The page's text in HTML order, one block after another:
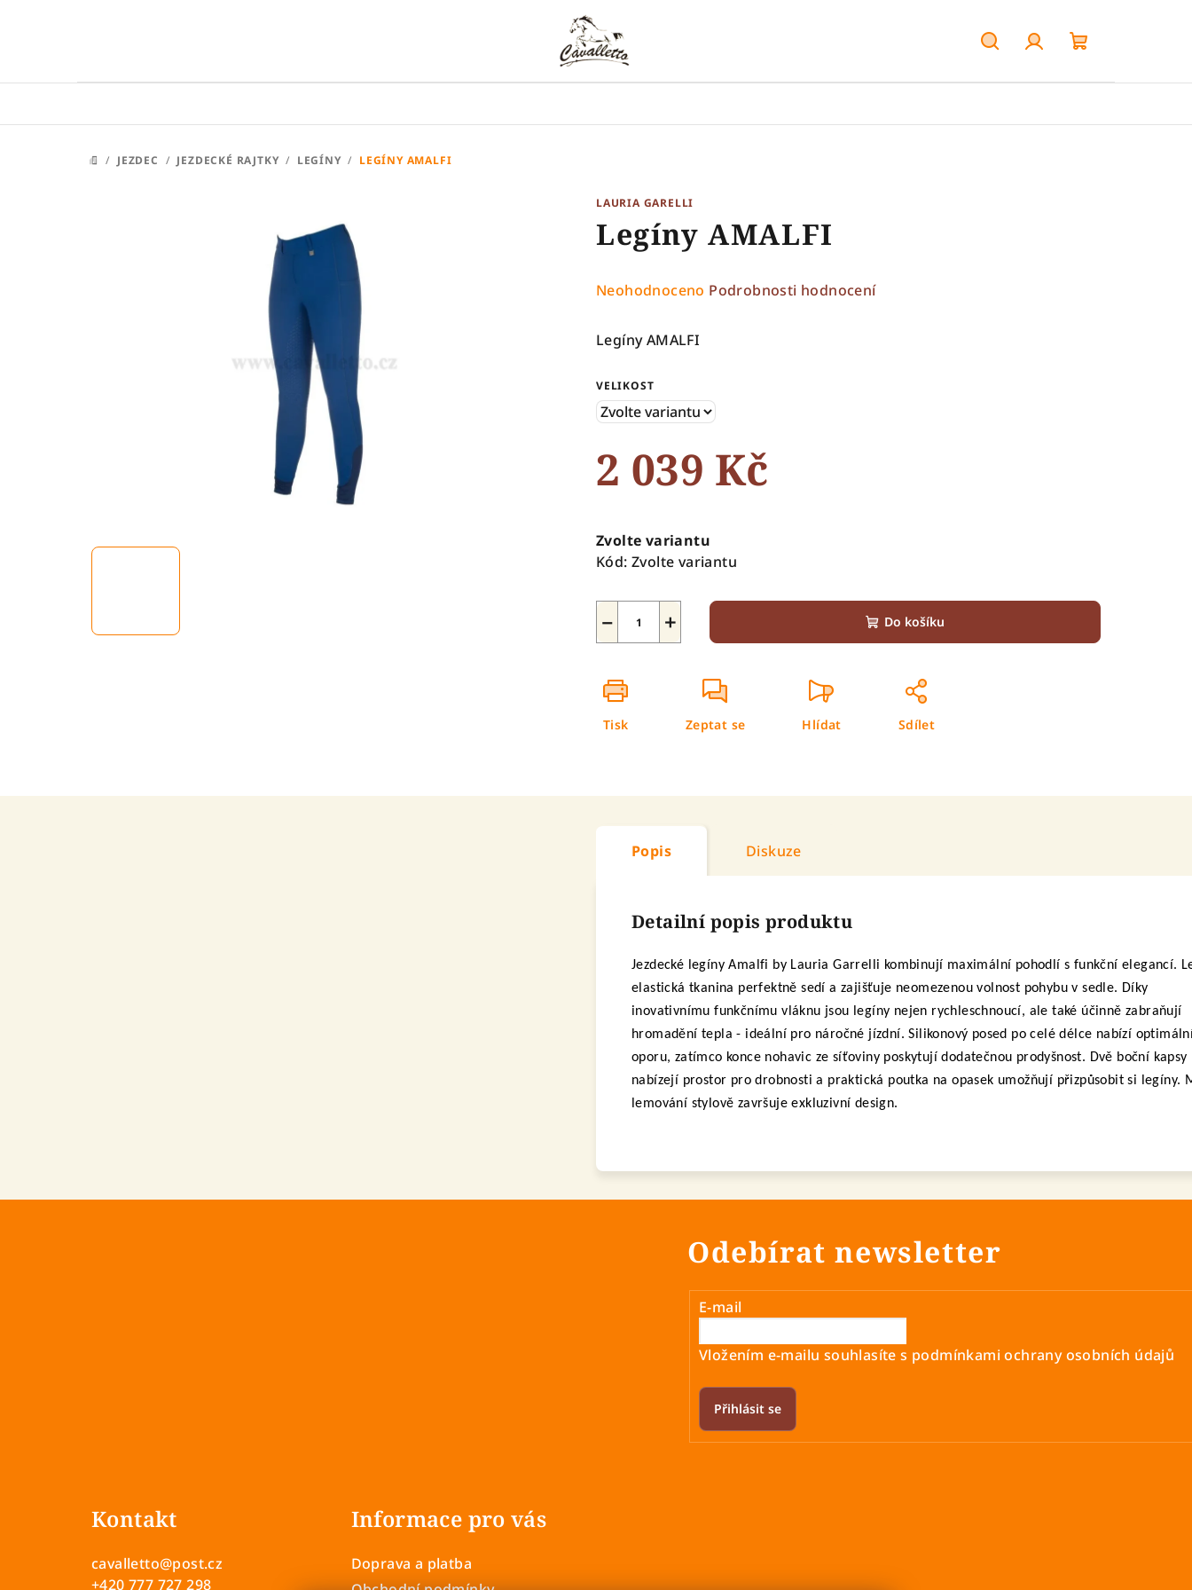
košík
DOMŮ
/ JEZDEC / JEZDECKÉ RAJTKY / LEGÍNY / LEGÍNY AMALFI
LAURIA GARELLI
Legíny AMALFI
Průměrné
produktu
z
5
Neohodnoceno Podrobnosti hodnocení
Legíny AMALFI
VELIKOST
2 039 Kč
cena:
Zvolte variantu
Kód: Zvolte variantu
+
− Do košíku
Tisk Zeptat se Hlídat Sdílet
Popis Diskuze
Detailní popis produktu
Jezdecké legíny Amalfi by Lauria Garrelli kombinují maximální pohodlí s funkční elegancí.
elastická tkanina perfektně sedí a zajišťuje neomezenou volnost pohybu v sedle. Díky
inovativnímu funkčnímu vláknu jsou legíny nejen rychleschnoucí, ale také účinně zabraňují
hromadění tepla - ideální pro náročné jízdní. Silikonový posed po celé délce nabízí
oporu, zatímco konce nohavic ze síťoviny poskytují dodatečnou prodyšnost. Dvě boční kapsy
nabízejí prostor pro drobnosti a praktická poutka na opasek umožňují přizpůsobit si legíny.
lemování stylově završuje exkluzivní design.
Odebírat newsletter
E-mail
Vložením e-mailu souhlasíte s podmínkami ochrany osobních údajů
Přihlásit se
Kontakt
cavalletto@post.cz
+420 777 727 298
Informace pro vás
Doprava a platba